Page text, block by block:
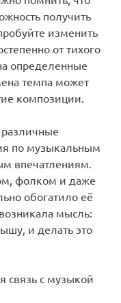
получить
изменить
от тихого
определенные
темпа может
композиции.
различные
по музыкальным
впечатлениям.
фолком и даже
обогатило её
мысль:
и делать это
связь с музыкой